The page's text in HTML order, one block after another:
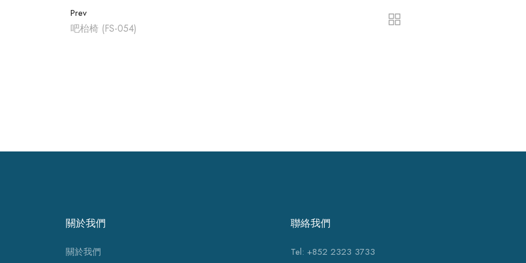
Prev
吧枱椅 (FS-054)
關於我們
關於我們
聯絡我們
Tel: +852 2323 3733